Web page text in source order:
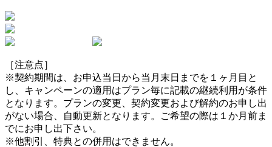
［注意点］
※契約期間は、お申込当日から当月末日までを１ヶ月目と
し、キャンペーンの適用はプラン毎に記載の継続利用が条件
となります。プランの変更、契約変更および解約のお申し出
がない場合、自動更新となります。ご希望の際は１か月前ま
でにお申し出下さい。
※他割引、特典との併用はできません。